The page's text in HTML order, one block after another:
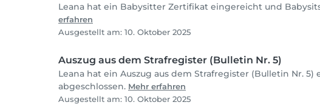
Leana hat ein Babysitter Zertifikat eingereicht und
erfahren
Ausgestellt am: 10. Oktober 2025
Auszug aus dem Strafregister (Bulletin Nr. 5)
Leana hat ein Auszug aus dem Strafregister (Bulletin Nr.
abgeschlossen. Mehr erfahren
Ausgestellt am: 10. Oktober 2025